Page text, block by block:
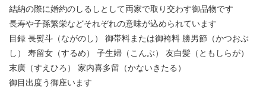
結納の際に婚約のしるしとして両家で取り交わす御品物です
長寿や子孫繁栄などそれぞれの意味が込められています
目録 長熨斗（ながのし） 御帯料または御袴料 勝男節（かつおぶ
し） 寿留女（するめ） 子生婦（こんぶ） 友白髪（ともしらが）
末廣（すえひろ） 家内喜多留（かないきたる）
御目出度う御座います